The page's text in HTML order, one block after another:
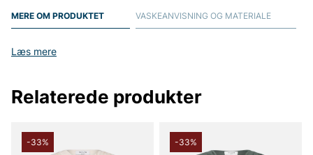
MERE OM PRODUKTET
Læs mere
VASKEANVISNING OG MATERIALE
Relaterede produkter
-33% -33%